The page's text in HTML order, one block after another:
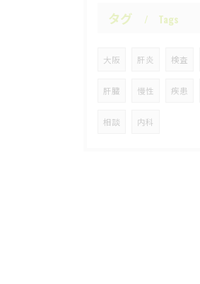
タグ Tags
大阪 肝炎 検査
肝臓 慢性 疾患
相談 内科